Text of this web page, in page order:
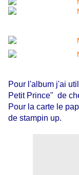
Pour l'album j'ai
Petit Prince" de
Pour la carte le
de stampin up.